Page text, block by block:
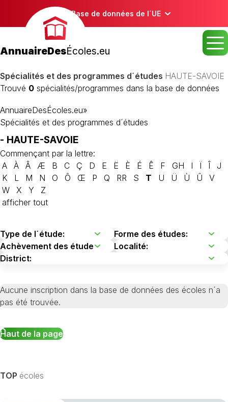
Base de données de l´UE
AnnuaireDesÉcoles.eu
Spécialités et des programmes d´études HAUTE-SAVOIE
Trouvé 0 spécialités/programmes dans la base de données
AnnuaireDesÉcoles.eu»
Spécialités et des programmes d´études
- HAUTE-SAVOIE
Commençant par la lettre:
A
À Â Æ B C Ç D E Ë È É Ê F GH I Ï Î
J
K
L M N O Ô Œ P Q RR S T U Ü Ù Û
V
W
X Y
Z
afficher tout
Aucune inscription dans la base de données des écoles n´a
pas été trouvée.
Haut de la page
TOP écoles